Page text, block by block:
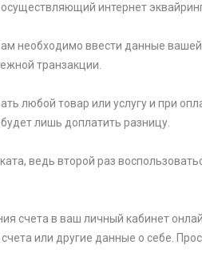
интернет
необходимо ввести данные
транзакции.
любой товар или услугу и при
лишь доплатить разницу.
ведь второй раз
счета в ваш личный кабинет
или другие данные о себе.